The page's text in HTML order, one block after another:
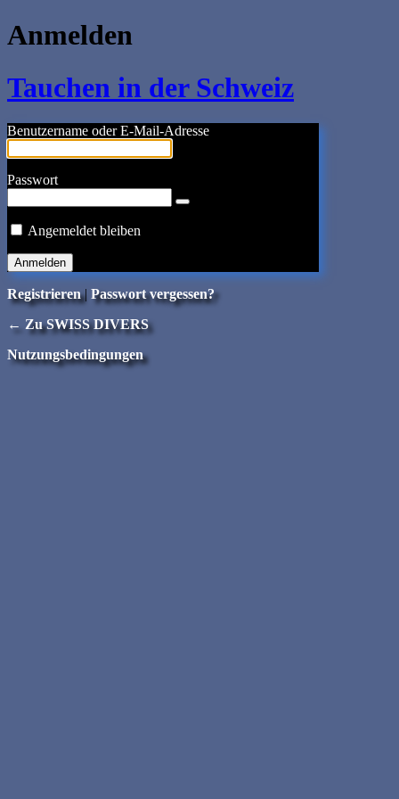
Anmelden
Tauchen in der Schweiz
Benutzername oder E-Mail-Adresse
Passwort
Angemeldet bleiben
Registrieren| Passwort vergessen?
← Zu SWISS DIVERS
Nutzungsbedingungen